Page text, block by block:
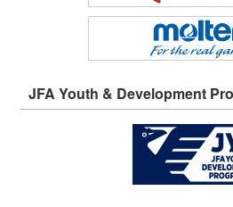
JFA Youth & Development